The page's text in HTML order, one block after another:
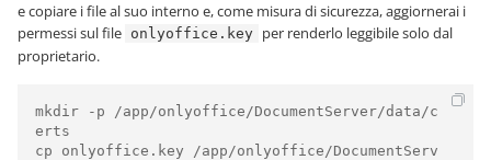
e copiare i file al suo interno e, come misura di sicurezza, aggiornerai i
permessi sul file onlyoffice.key per renderlo leggibile solo dal
proprietario.
mkdir -p /app/onlyoffice/DocumentServer/data/c
erts
cp onlyoffice.key /app/onlyoffice/DocumentServ